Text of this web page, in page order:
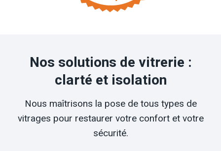
Nos solutions de vitrerie :
clarté et isolation
Nous maîtrisons la pose de tous types de
vitrages pour restaurer votre confort et votre
sécurité.